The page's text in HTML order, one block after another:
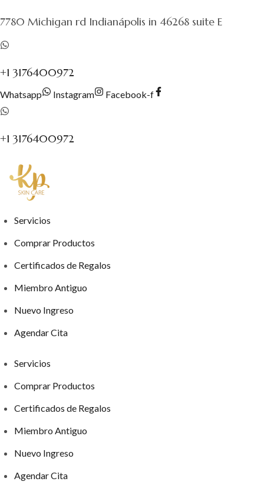
contenido
7780 Michigan rd Indianápolis in 46268 suite E
+1 3176400972
Whatsapp Instagram Facebook-f
+1 3176400972
Servicios
Comprar Productos
Certificados de Regalos
Miembro Antiguo
Nuevo Ingreso
Agendar Cita
Servicios
Comprar Productos
Certificados de Regalos
Miembro Antiguo
Nuevo Ingreso
Agendar Cita